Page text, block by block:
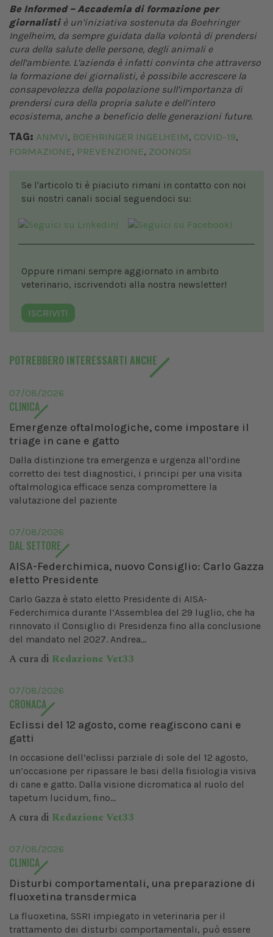
Be Informed – Accademia di formazione per
giornalisti è un’iniziativa sostenuta da Boehringer
Ingelheim, da sempre guidata dalla volontà di prendersi
cura della salute delle persone, degli animali e
dell’ambiente. L’azienda è infatti convinta che attraverso
la formazione dei giornalisti, è possibile accrescere la
consapevolezza della popolazione sull’importanza di
prendersi cura della propria salute e dell’intero
ecosistema, anche a beneficio delle generazioni future.
TAG: ANMVI, BOEHRINGER INGELHEIM, COVID-19,
FORMAZIONE, PREVENZIONE, ZOONOSI
Se l'articolo ti è piaciuto rimani in contatto con noi
sui nostri canali social seguendoci su:
Oppure rimani sempre aggiornato in ambito
veterinario, iscrivendoti alla nostra newsletter!
ISCRIVITI
POTREBBERO INTERESSARTI ANCHE
07/08/2026
CLINICA
Emergenze oftalmologiche, come impostare il
triage in cane e gatto
Dalla distinzione tra emergenza e urgenza all’ordine
corretto dei test diagnostici, i principi per una visita
oftalmologica efficace senza compromettere la
valutazione del paziente
07/08/2026
DAL SETTORE
AISA-Federchimica, nuovo Consiglio: Carlo Gazza
eletto Presidente
Carlo Gazza è stato eletto Presidente di AISA-
Federchimica durante l’Assemblea del 29 luglio, che ha
rinnovato il Consiglio di Presidenza fino alla conclusione
del mandato nel 2027. Andrea...
A cura di Redazione Vet33
07/08/2026
CRONACA
Eclissi del 12 agosto, come reagiscono cani e
gatti
In occasione dell’eclissi parziale di sole del 12 agosto,
un’occasione per ripassare le basi della fisiologia visiva
di cane e gatto. Dalla visione dicromatica al ruolo del
tapetum lucidum, fino...
A cura di Redazione Vet33
07/08/2026
CLINICA
Disturbi comportamentali, una preparazione di
fluoxetina transdermica
La fluoxetina, SSRI impiegato in veterinaria per il
trattamento dei disturbi comportamentali, può essere